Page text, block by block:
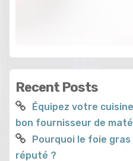
Recent Posts
Équipez votre
bon fournisseur de
Pourquoi le foie
réputé ?